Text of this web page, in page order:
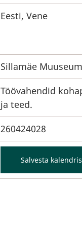
Eesti, Vene
Sillamäe
Töövahendid
ja teed.
260424028
Salvesta